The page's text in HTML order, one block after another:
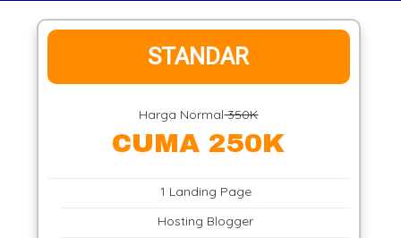
STANDAR
Harga Normal350K
CUMA 250K
1 Landing Page
Hosting Blogger